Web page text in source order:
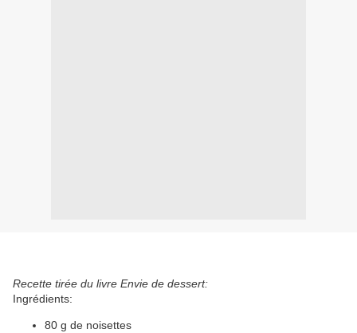
Recette tirée du livre Envie de dessert:
Ingrédients:
80 g de noisettes